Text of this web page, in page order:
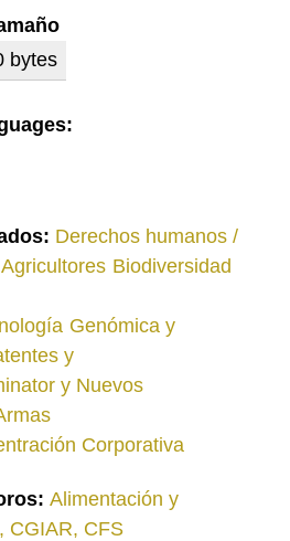
bytes
Derechos humanos /
Biodiversidad
Genómica y
y
y Nuevos
Corporativa
Alimentación y
CGIAR, CFS